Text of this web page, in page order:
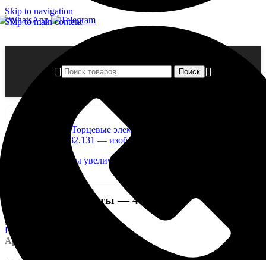
Skip to navigation
Skip to main content
Поиск
Главная страница»Магазин»Торцевые элементы — 4.82.131
Нажмите, чтобы увеличить
Торцевые элементы — 4.82.131
Артикул: